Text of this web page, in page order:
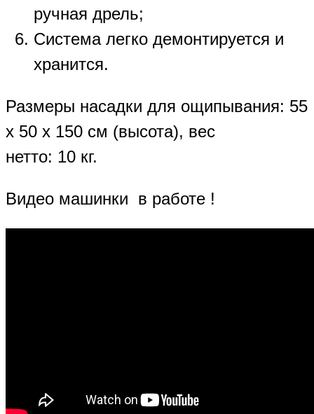
ручная дрель;
Система легко демонтируется и
хранится.
Размеры насадки для ощипывания: 55
х 50 х 150 см (высота), вес
нетто: 10 кг.
Видео машинки в работе !